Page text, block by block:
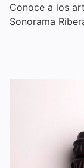
Conoce a los
Sonorama